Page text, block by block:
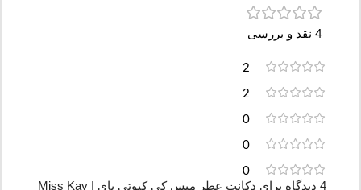
4 نقد و بررسی
2
2
0
0
0
4 دیدگاه برای دکانت عطر میس کی کیوتی پای | Miss Kay